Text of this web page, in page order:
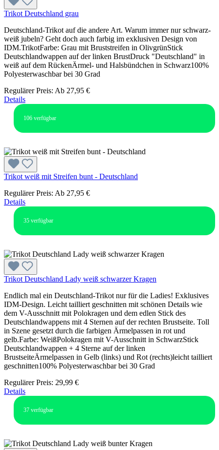
Trikot Deutschland grau
Deutschland-Trikot auf die andere Art. Warum immer nur schwarz-
weiß jubeln? Geht doch auch farbig im exklusiven Design von
IDM.TrikotFarbe: Grau mit Bruststreifen in OlivgrünStick
Deutschlandwappen auf der linken BrustDruck "Deutschland" in
weiß auf dem RückenÄrmel- und Halsbündchen in Schwarz100%
Polyesterwaschbar bei 30 Grad
Regulärer Preis: Ab 27,95 €
Details
106 verfügbar
Trikot weiß mit Streifen bunt - Deutschland
Regulärer Preis: Ab 27,95 €
Details
35 verfügbar
Trikot Deutschland Lady weiß schwarzer Kragen
Endlich mal ein Deutschland-Trikot nur für die Ladies! Exklusives
IDM-Design. Leicht tailliert geschnitten mit schönen Details wie
dem V-Ausschnitt mit Polokragen und dem edlen Stick des
Deutschlandwappens mit 4 Sternen auf der rechten Brustseite. Toll
in Szene gesetzt durch die farbigen Ärmelpassen in rot und
gelb.Farbe: WeißPolokragen mit V-Ausschnitt in SchwarzStick
Deutschlandwappen + 4 Sterne auf der linken
BrustseiteÄrmelpassen in Gelb (links) und Rot (rechts)leicht tailliert
geschnitten100% Polyesterwaschbar bei 30 Grad
Regulärer Preis: 29,99 €
Details
37 verfügbar